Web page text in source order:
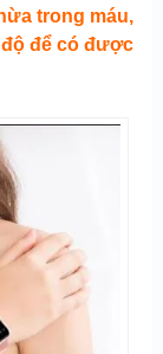
trong máu,
để có được